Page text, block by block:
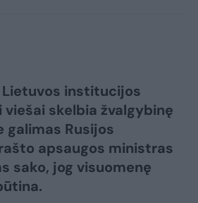
institucijos
viešai skelbia žvalgybinę
galimas Rusijos
apsaugos ministras
sako, jog visuomenę